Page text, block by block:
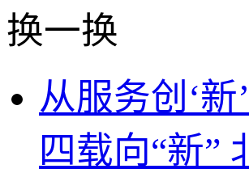
换一换
从服务创‘
四载向“新”